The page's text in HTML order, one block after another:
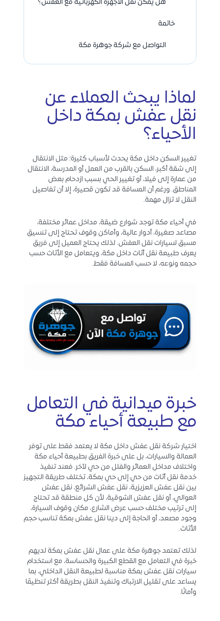
هل يمكن نقل الأجهزة الكهربائية مع العفش؟
خاتمة
التواصل مع شركة جوهرة مكة
لماذا يبحث العملاء عن
نقل عفش بمكة داخل
الأحياء؟
تغيير السكن داخل مكة يحدث لأسباب كثيرة؛ مثل الانتقال
إلى شقة أكبر، السكن بالقرب من العمل أو المدرسة، الانتقال
من عمارة إلى فيلا، أو تغيير الحي بسبب ازدحام بعض
المناطق. ورغم أن المسافة قد تكون قصيرة، إلا أن تفاصيل
النقل لا تزال مهمة.
في أحياء مكة توجد شوارع ضيقة، مداخل عمائر مختلفة،
مصاعد صغيرة، أدوار عالية، وأماكن وقوف تحتاج إلى تنسيق
مسبق لسيارات نقل العفش. لذلك يحتاج العميل إلى فريق
يعرف طبيعة نقل أثاث داخل مكة، ويتعامل مع الأثاث حسب
حجمه ونوعه، لا حسب المسافة فقط.
خبرة ميدانية في التعامل
مع طبيعة أحياء مكة
اختيار شركة نقل عفش داخل مكة لا يعتمد فقط على توفر
العمالة والسيارات، بل على خبرة الفريق بطبيعة أحياء مكة
واختلاف مداخل العمائر والفلل من حي لآخر. فعند تنفيذ
خدمة نقل أثاث من حي إلى حي بمكة، تختلف طريقة التجهيز
بين نقل عفش العزيزية، نقل عفش الشرائع، نقل عفش
العوالي، أو نقل عفش الشوقية، لأن كل منطقة قد تحتاج
إلى ترتيب مختلف حسب عرض الشارع، مكان وقوف السيارة،
وجود مصعد، أو الحاجة إلى دينا نقل عفش بمكة تناسب حجم
الأثاث.
لذلك تعتمد جوهرة مكة على عمال نقل عفش بمكة لديهم
خبرة في التعامل مع القطع الكبيرة والحساسة، مع استخدام
سيارات نقل عفش بمكة مناسبة لطبيعة النقل الداخلي، بما
يساعد على تقليل الارتباك وتنفيذ النقل بطريقة أكثر تنظيمًا
وأمانًا.